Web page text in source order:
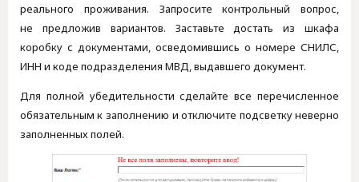
реального проживания. Запросите контрольный вопрос,
не предложив вариантов. Заставьте достать из шкафа
коробку с документами, осведомившись о номере СНИЛС,
ИНН и коде подразделения МВД, выдавшего документ.
Для полной убедительности сделайте все перечисленное
обязательным к заполнению и отключите подсветку неверно
заполненных полей.